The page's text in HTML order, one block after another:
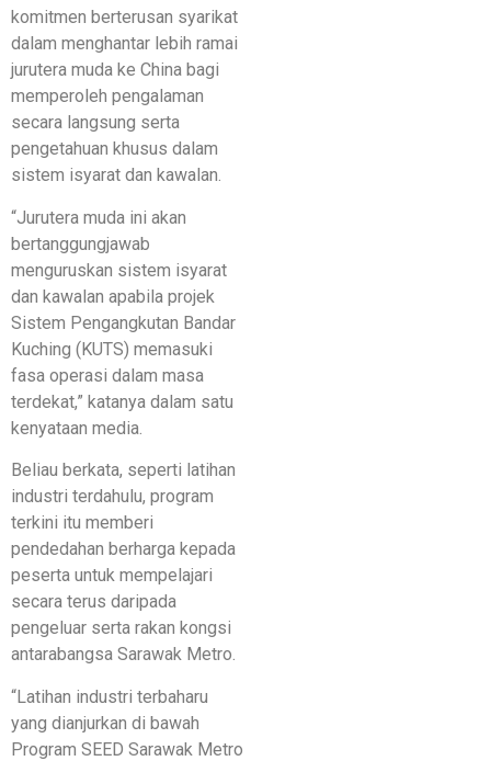
komitmen berterusan syarikat
dalam menghantar lebih ramai
jurutera muda ke China bagi
memperoleh pengalaman
secara langsung serta
pengetahuan khusus dalam
sistem isyarat dan kawalan.
“Jurutera muda ini akan
bertanggungjawab
menguruskan sistem isyarat
dan kawalan apabila projek
Sistem Pengangkutan Bandar
Kuching (KUTS) memasuki
fasa operasi dalam masa
terdekat,” katanya dalam satu
kenyataan media.
Beliau berkata, seperti latihan
industri terdahulu, program
terkini itu memberi
pendedahan berharga kepada
peserta untuk mempelajari
secara terus daripada
pengeluar serta rakan kongsi
antarabangsa Sarawak Metro.
“Latihan industri terbaharu
yang dianjurkan di bawah
Program SEED Sarawak Metro